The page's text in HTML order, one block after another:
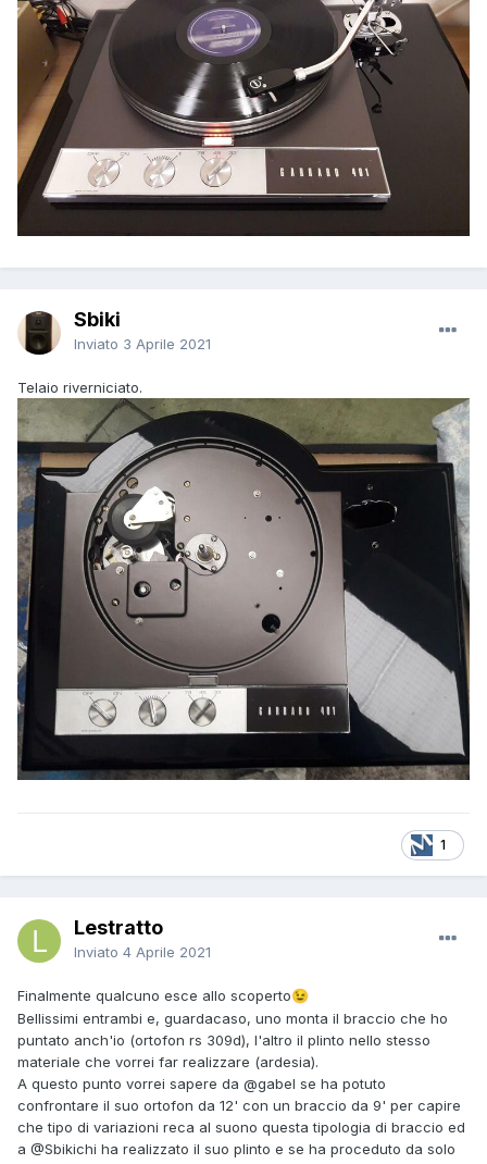
Sbiki
Inviato 3 Aprile 2021
Telaio riverniciato.
1
Lestratto
Inviato 4 Aprile 2021
Finalmente qualcuno esce allo scoperto😉
Bellissimi entrambi e, guardacaso, uno monta il braccio che ho
puntato anch'io (ortofon rs 309d), l'altro il plinto nello stesso
materiale che vorrei far realizzare (ardesia).
A questo punto vorrei sapere da @gabel se ha potuto
confrontare il suo ortofon da 12' con un braccio da 9' per capire
che tipo di variazioni reca al suono questa tipologia di braccio ed
a @Sbikichi ha realizzato il suo plinto e se ha proceduto da solo